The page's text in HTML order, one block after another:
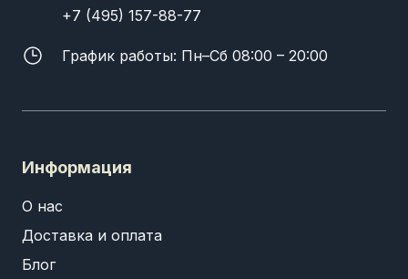
+7 (495) 157-88-77
График работы: Пн–Сб 08:00 – 20:00
Информация
О нас
Доставка и оплата
Блог